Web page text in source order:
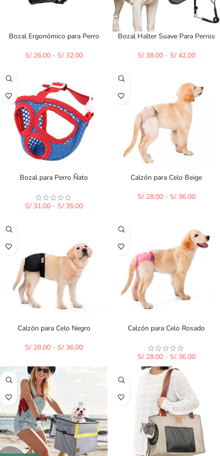
Bozal Ergonómico para Perro
S/26.00 - S/32.00
Bozal Halter Suave Para Perros
S/38.00 - S/42.00
Bozal para Perro Ñato
S/31.00 - S/35.00
Calzón para Celo Beige
S/28.00 - S/36.00
Calzón para Celo Negro
S/28.00 - S/36.00
Calzón para Celo Rosado
S/28.00 - S/36.00